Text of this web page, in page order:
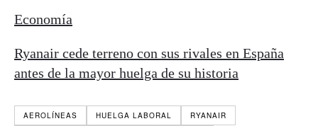
Economía
Ryanair cede terreno con sus rivales en España
antes de la mayor huelga de su historia
AEROLÍNEAS HUELGA LABORAL
RYANAIR